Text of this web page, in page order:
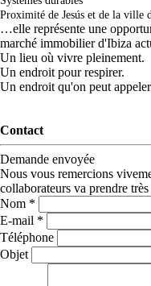
Proximité de Jesús et de la ville
…elle représente une
marché immobilier d'Ibiza
Un lieu où vivre pleinement.
Un endroit pour respirer.
Un endroit qu'on peut
Contact
Demande envoyée
Nous vous remercions
collaborateurs va prendre
Nom *
E-mail *
Téléphone
Objet